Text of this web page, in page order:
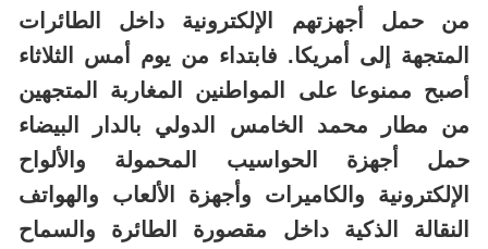
من حمل أجهزتهم الإلكترونية داخل الطائرات
المتجهة إلى أمريكا. فابتداء من يوم أمس الثلاثاء
أصبح ممنوعا على المواطنين المغاربة المتجهين
من مطار محمد الخامس الدولي بالدار البيضاء
حمل أجهزة الحواسيب المحمولة والألواح
الإلكترونية والكاميرات وأجهزة الألعاب والهواتف
النقالة الذكية داخل مقصورة الطائرة والسماح